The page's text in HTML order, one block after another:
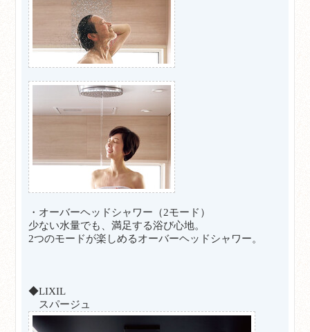
・オーバーヘッドシャワー（2モード）
少ない水量でも、満足する浴び心地。
2つのモードが楽しめるオーバーヘッドシャワー。
◆LIXIL
スパージュ